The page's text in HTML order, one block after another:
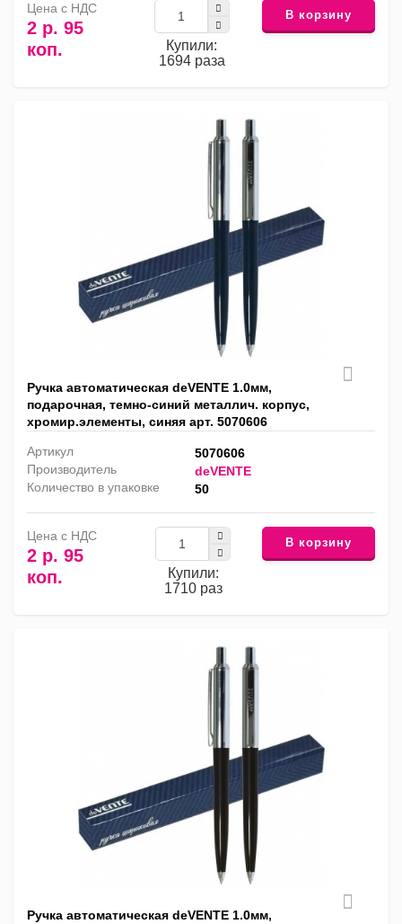
Цена с НДС
2 р. 95
коп.
Купили:
1694 раза
В корзину
Ручка автоматическая deVENTE 1.0мм,
подарочная, темно-синий металлич. корпус,
хромир.элементы, синяя арт. 5070606
Артикул
5070606
Производитель
deVENTE
Количество в упаковке
50
Цена с НДС
2 р. 95
коп.
Купили:
1710 раз
В корзину
Ручка автоматическая deVENTE 1.0мм,